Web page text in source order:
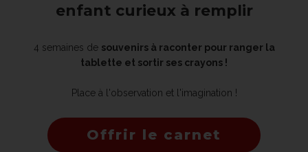
enfant curieux à remplir
4 semaines de souvenirs à raconter pour ranger la
tablette et sortir ses crayons !
Place à l'observation et l'imagination !
Offrir le carnet